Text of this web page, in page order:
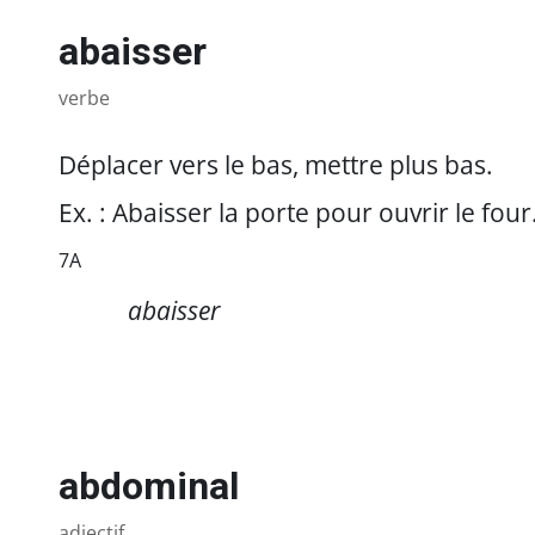
abaisser
verbe
Déplacer vers le bas, mettre plus bas.
Ex. : Abaisser la porte pour ouvrir le four.
7A
https://referencesfrancisation.immigration-
quebec.gouv.qc.ca/moodle_ref/pluginfile.php/1055480/
abaisser
abdominal